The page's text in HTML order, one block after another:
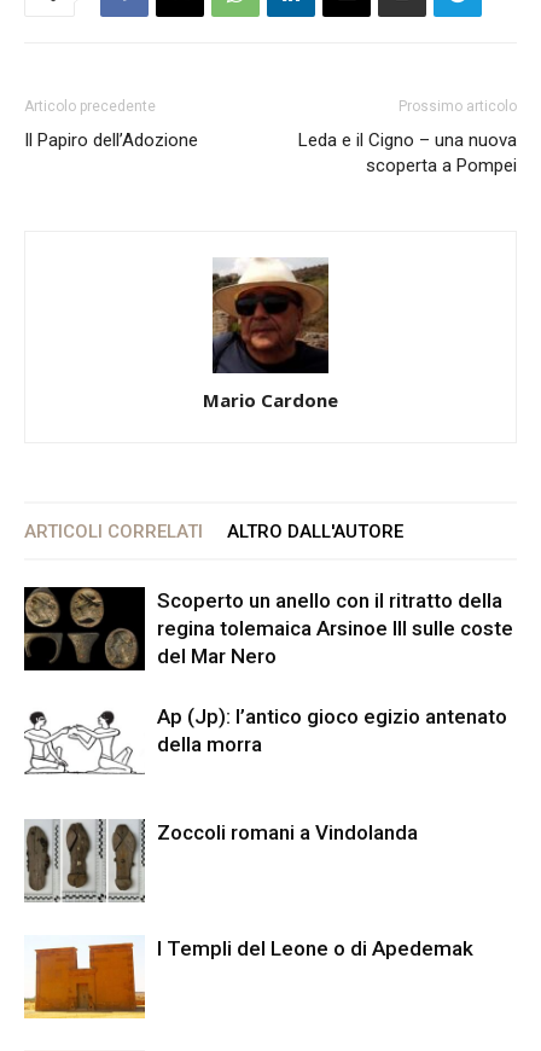
Articolo precedente
Il Papiro dell’Adozione
Prossimo articolo
Leda e il Cigno – una nuova
scoperta a Pompei
Mario Cardone
ARTICOLI CORRELATI ALTRO DALL'AUTORE
Scoperto un anello con il ritratto della
regina tolemaica Arsinoe III sulle coste
del Mar Nero
Ap (Jp): l’antico gioco egizio antenato
della morra
Zoccoli romani a Vindolanda
I Templi del Leone o di Apedemak